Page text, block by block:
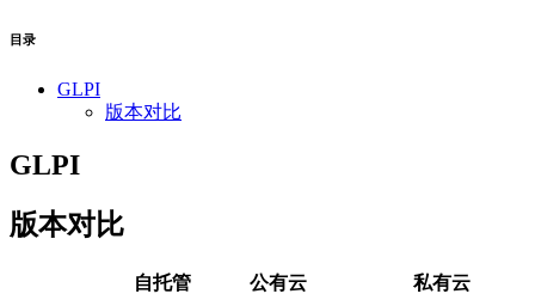
目录
GLPI
版本对比
GLPI
版本对比
自托管 公有云
私有云